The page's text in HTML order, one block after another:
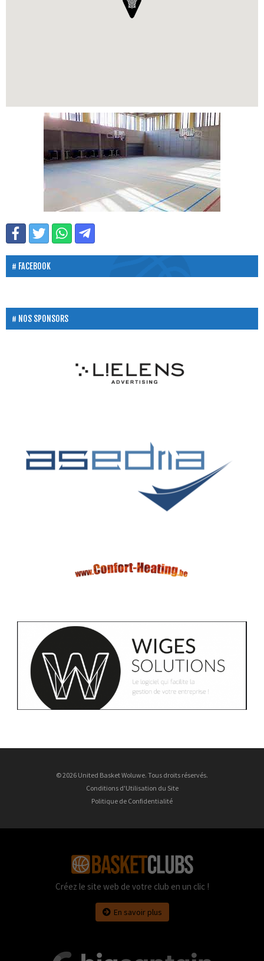
FACEBOOK
NOS SPONSORS
© 2026 United Basket Woluwe. Tous droits réservés.
Conditions d'Utilisation du Site
Politique de Confidentialité
Créez le site web de votre club en un clic !
En savoir plus